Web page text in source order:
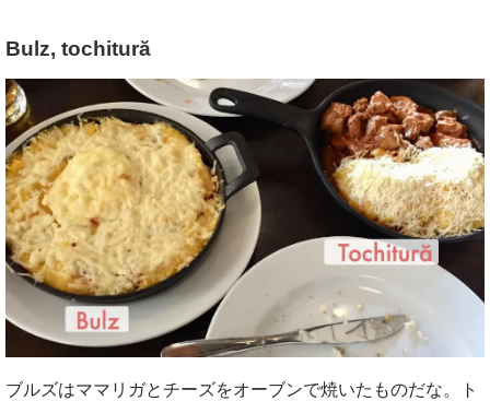
Bulz, tochitură
ブルズはママリガとチーズをオーブンで焼いたものだな。ト